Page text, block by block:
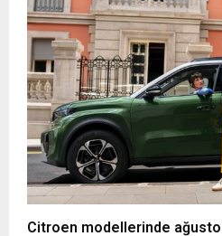
Citroen modellerinde